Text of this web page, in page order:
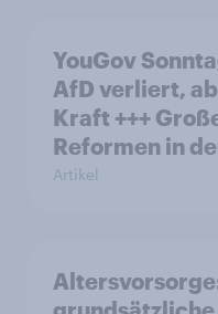
YouGov
AfD verliert,
Kraft +++
Reformen in
Artikel